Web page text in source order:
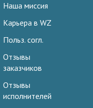
Наша миссия
Карьера в WZ
Польз. согл.
Отзывы
заказчиков
Отзывы
исполнителей